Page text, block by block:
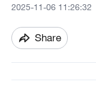
2025-11-06 11:26:32
Share